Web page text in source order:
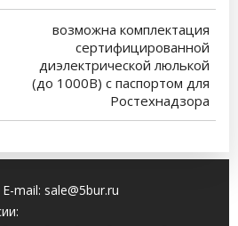
возможна комплектация
сертифицированной
диэлектрической люлькой
(до 1000В) с паспортом для
Ростехнадзора
E-mail: sale@5bur.ru